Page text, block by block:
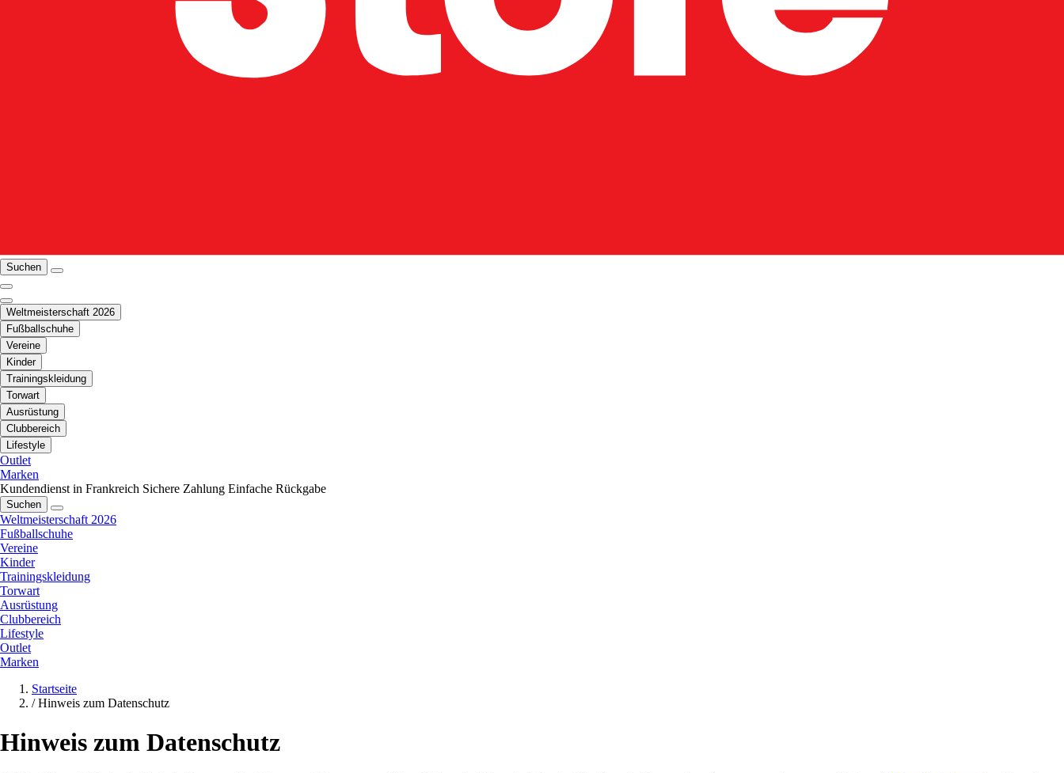
Suchen
Weltmeisterschaft 2026
Fußballschuhe
Vereine
Kinder
Trainingskleidung
Torwart
Ausrüstung
Clubbereich
Lifestyle
Outlet
Marken
Kundendienst in Frankreich Sichere Zahlung Einfache Rückgabe
Suchen
Weltmeisterschaft 2026
Fußballschuhe
Vereine
Kinder
Trainingskleidung
Torwart
Ausrüstung
Clubbereich
Lifestyle
Outlet
Marken
Startseite
/ Hinweis zum Datenschutz
Hinweis zum Datenschutz